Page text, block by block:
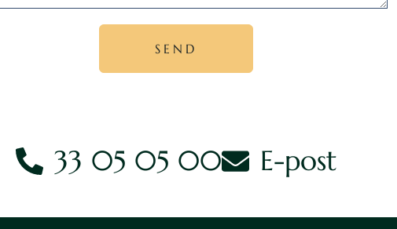
SEND
33 05 05 00 E-post